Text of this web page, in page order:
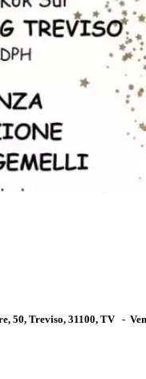
50, Treviso, 31100, TV-